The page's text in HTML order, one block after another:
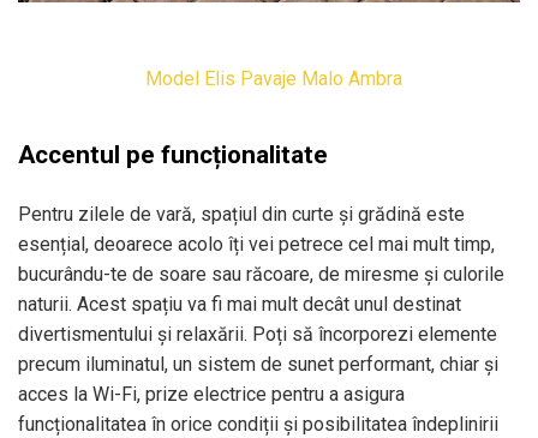
Model Elis Pavaje Malo Ambra
Accentul pe funcționalitate
Pentru zilele de vară, spațiul din curte și grădină este
esențial, deoarece acolo îți vei petrece cel mai mult timp,
bucurându-te de soare sau răcoare, de miresme și culorile
naturii. Acest spațiu va fi mai mult decât unul destinat
divertismentului și relaxării. Poți să încorporezi elemente
precum iluminatul, un sistem de sunet performant, chiar și
acces la Wi-Fi, prize electrice pentru a asigura
funcționalitatea în orice condiții și posibilitatea îndeplinirii